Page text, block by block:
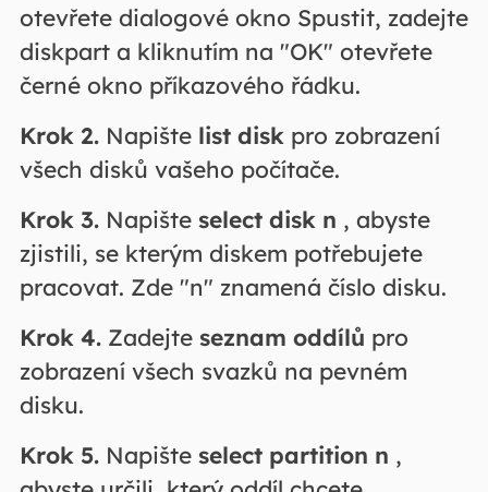
otevřete dialogové okno Spustit, zadejte
diskpart a kliknutím na "OK" otevřete
černé okno příkazového řádku.
Krok 2.Napište list disk pro zobrazení
všech disků vašeho počítače.
Krok 3.Napište select disk n , abyste
zjistili, se kterým diskem potřebujete
pracovat. Zde "n" znamená číslo disku.
Krok 4.Zadejte seznam oddílů pro
zobrazení všech svazků na pevném
disku.
Krok 5.Napište select partition n ,